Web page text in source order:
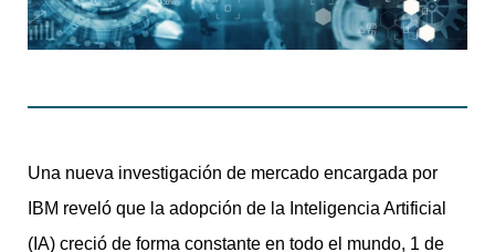
Una nueva investigación de mercado encargada por
IBM reveló que la adopción de la Inteligencia Artificial
(IA) creció de forma constante en todo el mundo, 1 de